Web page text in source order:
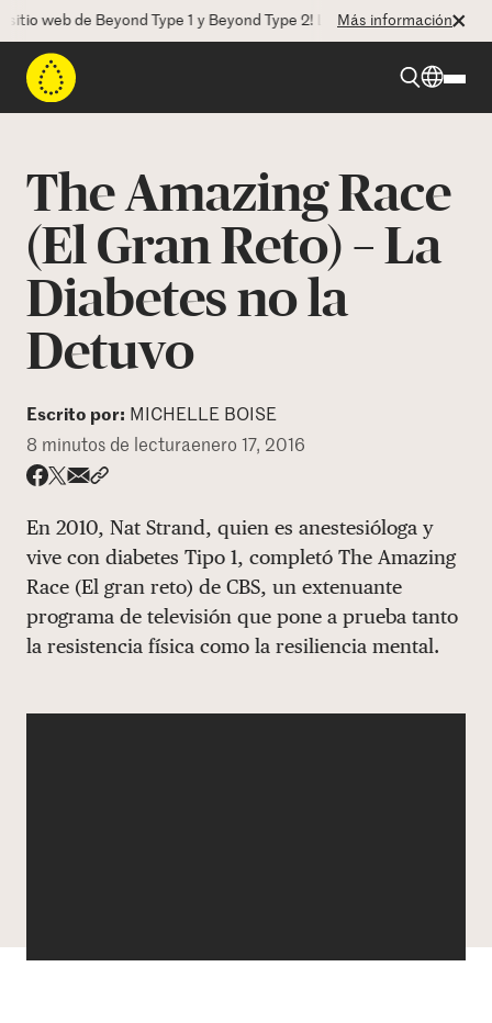
de Beyond Type 1 y Beyond Type 2! La CEO Deborah Dugan nos
Más información
Recursos
Programas
Quienes somos
DONAR
The Amazing Race
(El Gran Reto) – La
Diabetes no la
Detuvo
Escrito por: MICHELLE BOISE
8 minutos de lecturaenero 17, 2016
En 2010, Nat Strand, quien es anestesióloga y
vive con diabetes Tipo 1, completó The Amazing
Race (El gran reto) de CBS, un extenuante
programa de televisión que pone a prueba tanto
la resistencia física como la resiliencia mental.